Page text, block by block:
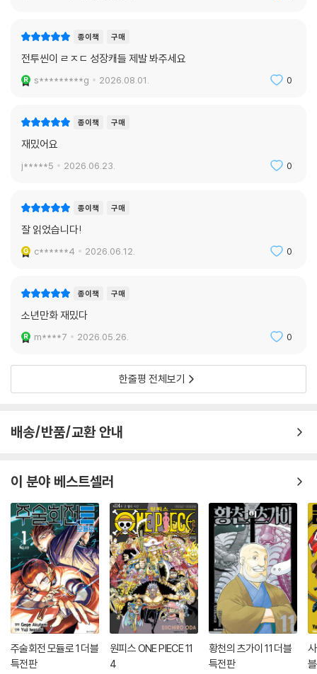
종이책 구매
전투씬이 ㄹㅈㄷ 성장캐들 제발 봐주세요
s*********g 2026.08.01. 0
종이책 구매
재밌어요
j*****5 2026.06.23. 0
종이책 구매
잘 읽었습니다!
c******4 2026.06.12. 0
종이책 구매
소년만화 재밌다
m****7 2026.05.26. 0
한줄평 전체보기
배송/반품/교환 안내
이 분야 베스트셀러
주술회전 모듈로 1 더블
특전판
원피스 ONE PIECE 11
4
황천의 츠가이 11 더블
특전판